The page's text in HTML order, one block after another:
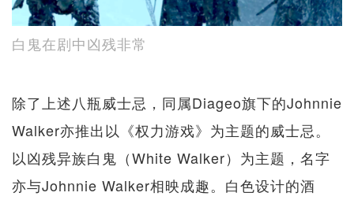
白鬼在剧中凶残非常
除了上述八瓶威士忌，同属Diageo旗下的Johnnie
Walker亦推出以《权力游戏》为主题的威士忌。
以凶残异族白鬼（White Walker）为主题，名字
亦与Johnnie Walker相映成趣。白色设计的酒